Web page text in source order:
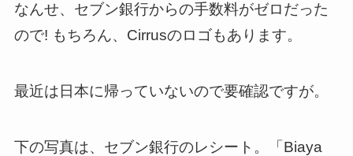
なんせ、セブン銀行からの手数料がゼロだった
ので! もちろん、Cirrusのロゴもあります。
最近は日本に帰っていないので要確認ですが。
下の写真は、セブン銀行のレシート。「Biaya